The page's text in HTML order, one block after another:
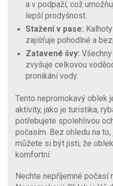
a v podpaží, což
lepší prodyšnost.
Stažení v pase:
zajišťuje pohodlné a
Zatavené švy:
zvyšuje celkovou
pronikání vody.
Tento nepromokavý oblek
aktivity, jako je turistika,
potřebujete spolehlivou
počasím. Bez ohledu na
můžete si být jisti, že
komfortní.
Nechte nepříjemné počasí